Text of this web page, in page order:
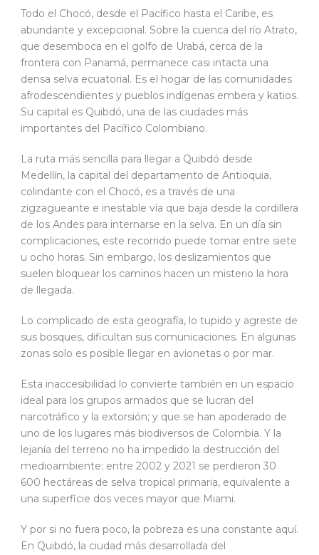
Todo el Chocó, desde el Pacífico hasta el Caribe, es
abundante y excepcional. Sobre la cuenca del río Atrato,
que desemboca en el golfo de Urabá, cerca de la
frontera con Panamá, permanece casi intacta una
densa selva ecuatorial. Es el hogar de las comunidades
afrodescendientes y pueblos indígenas embera y katios.
Su capital es Quibdó, una de las ciudades más
importantes del Pacífico Colombiano.
La ruta más sencilla para llegar a Quibdó desde
Medellín, la capital del departamento de Antioquia,
colindante con el Chocó, es a través de una
zigzagueante e inestable vía que baja desde la cordillera
de los Andes para internarse en la selva. En un día sin
complicaciones, este recorrido puede tomar entre siete
u ocho horas. Sin embargo, los deslizamientos que
suelen bloquear los caminos hacen un misterio la hora
de llegada.
Lo complicado de esta geografía, lo tupido y agreste de
sus bosques, dificultan sus comunicaciones. En algunas
zonas solo es posible llegar en avionetas o por mar.
Esta inaccesibilidad lo convierte también en un espacio
ideal para los grupos armados que se lucran del
narcotráfico y la extorsión; y que se han apoderado de
uno de los lugares más biodiversos de Colombia. Y la
lejanía del terreno no ha impedido la destrucción del
medioambiente: entre 2002 y 2021 se perdieron 30
600 hectáreas de selva tropical primaria, equivalente a
una superficie dos veces mayor que Miami.
Y por si no fuera poco, la pobreza es una constante aquí.
En Quibdó, la ciudad más desarrollada del